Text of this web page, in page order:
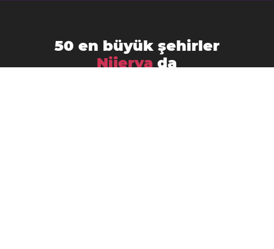
50 en büyük şehirler
Nijerya da